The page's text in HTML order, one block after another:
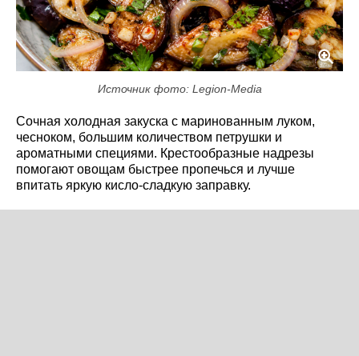
Источник фото: Legion-Media
Сочная холодная закуска с маринованным луком,
чесноком, большим количеством петрушки и
ароматными специями. Крестообразные надрезы
помогают овощам быстрее пропечься и лучше
впитать яркую кисло-сладкую заправку.